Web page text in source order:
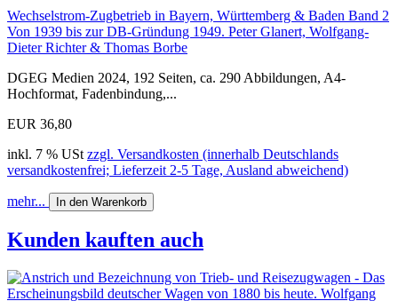
Wechselstrom-Zugbetrieb in Bayern, Württemberg & Baden Band 2
Von 1939 bis zur DB-Gründung 1949. Peter Glanert, Wolfgang-
Dieter Richter & Thomas Borbe
DGEG Medien 2024, 192 Seiten, ca. 290 Abbildungen, A4-
Hochformat, Fadenbindung,...
EUR 36,80
inkl. 7 % USt zzgl. Versandkosten (innerhalb Deutschlands
versandkostenfrei; Lieferzeit 2-5 Tage, Ausland abweichend)
mehr... In den Warenkorb
Kunden kauften auch